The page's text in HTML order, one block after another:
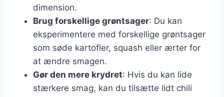
dimension.
Brug forskellige grøntsager: Du kan
eksperimentere med forskellige grøntsager
som søde kartofler, squash eller ærter for
at ændre smagen.
Gør den mere krydret: Hvis du kan lide
stærkere smag, kan du tilsætte lidt chili